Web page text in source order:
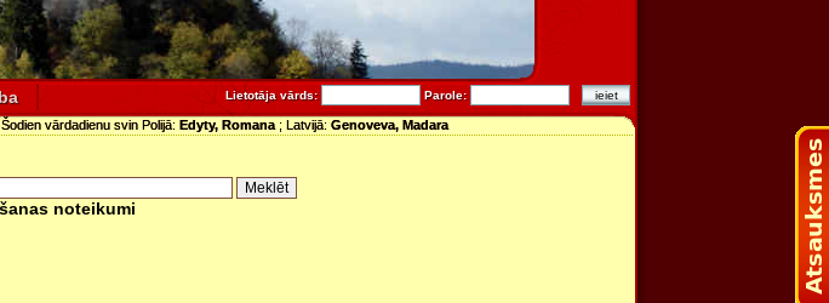
Lietotāja vārds: Parole:
. Šodien vārdadienu svin Polijā: Edyty, Romana ; Latvijā: Genoveva, Madara
noteikumi